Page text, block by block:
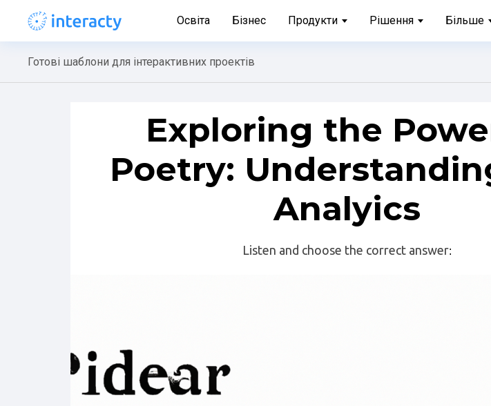
Освіта Бізнес Продукти Рішення Більше
Готові шаблони для інтерактивних проектів